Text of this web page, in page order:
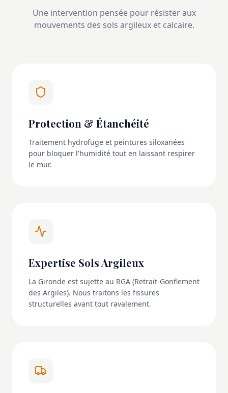
Une intervention pensée pour résister aux
mouvements des sols argileux et calcaire.
Protection & Étanchéité
Traitement hydrofuge et peintures siloxanées
pour bloquer l'humidité tout en laissant respirer
le mur.
Expertise Sols Argileux
La Gironde est sujette au RGA (Retrait-Gonflement
des Argiles). Nous traitons les fissures
structurelles avant tout ravalement.